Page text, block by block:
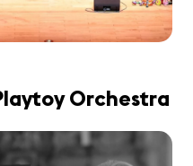
Orchestra